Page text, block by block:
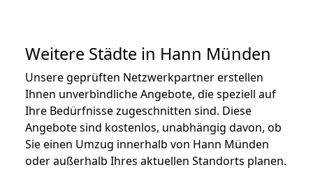
Weitere Städte in Hann Münden
Unsere geprüften Netzwerkpartner erstellen
Ihnen unverbindliche Angebote, die speziell auf
Ihre Bedürfnisse zugeschnitten sind. Diese
Angebote sind kostenlos, unabhängig davon, ob
Sie einen Umzug innerhalb von Hann Münden
oder außerhalb Ihres aktuellen Standorts planen.